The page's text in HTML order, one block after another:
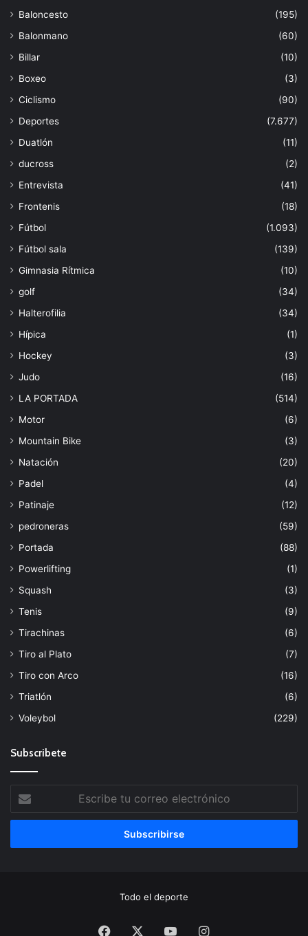
Baloncesto
(195)
Balonmano
(60)
Billar
(10)
Boxeo
(3)
Ciclismo
(90)
Deportes
(7.677)
Duatlón
(11)
ducross
(2)
Entrevista
(41)
Frontenis
(18)
Fútbol
(1.093)
Fútbol sala
(139)
Gimnasia Rítmica
(10)
golf
(34)
Halterofilia
(34)
Hípica
(1)
Hockey
(3)
Judo
(16)
LA PORTADA
(514)
Motor
(6)
Mountain Bike
(3)
Natación
(20)
Padel
(4)
Patinaje
(12)
pedroneras
(59)
Portada
(88)
Powerlifting
(1)
Squash
(3)
Tenis
(9)
Tirachinas
(6)
Tiro al Plato
(7)
Tiro con Arco
(16)
Triatlón
(6)
Voleybol
(229)
Subscribete
Escribe
tu
correo
Todo el deporte
Facebook YouTubeInstagram